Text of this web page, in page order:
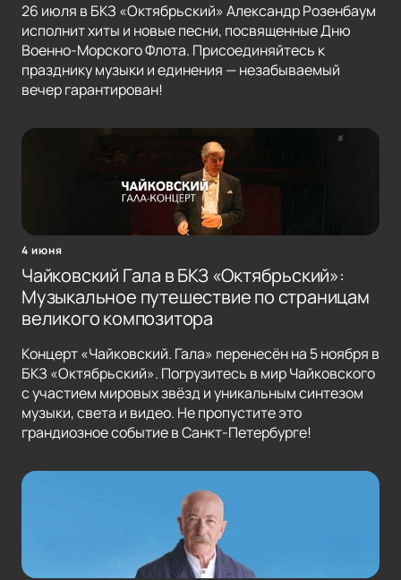
26 июля в БКЗ «Октябрьский» Александр Розенбаум
исполнит хиты и новые песни, посвященные Дню
Военно-Морского Флота. Присоединяйтесь к
празднику музыки и единения — незабываемый
вечер гарантирован!
4 июня
Чайковский Гала в БКЗ «Октябрьский»:
Музыкальное путешествие по страницам
великого композитора
Концерт «Чайковский. Гала» перенесён на 5 ноября в
БКЗ «Октябрьский». Погрузитесь в мир Чайковского
с участием мировых звёзд и уникальным синтезом
музыки, света и видео. Не пропустите это
грандиозное событие в Санкт-Петербурге!